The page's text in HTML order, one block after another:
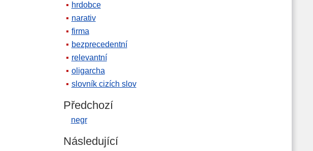
hrdobce
narativ
firma
bezprecedentní
relevantní
oligarcha
slovník cizích slov
Předchozí
negr
Následující